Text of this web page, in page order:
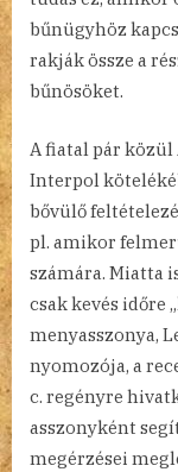
bűnügyhöz
rakják össze a
bűnösöket.
A fiatal pár közül
Interpol
bővülő
pl. amikor
számára. Miatta
csak kevés időre
menyasszonya,
nyomozója, a
c. regényre
asszonyként
megérzései